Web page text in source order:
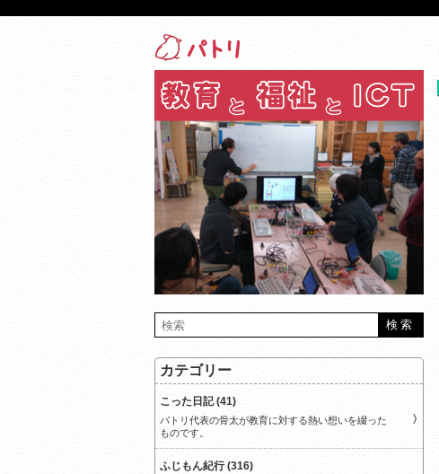
カテゴリー
こった日記 (41)
パトリ代表の骨太が教育に対する熱い想いを綴った
ものです。
ふじもん紀行 (316)